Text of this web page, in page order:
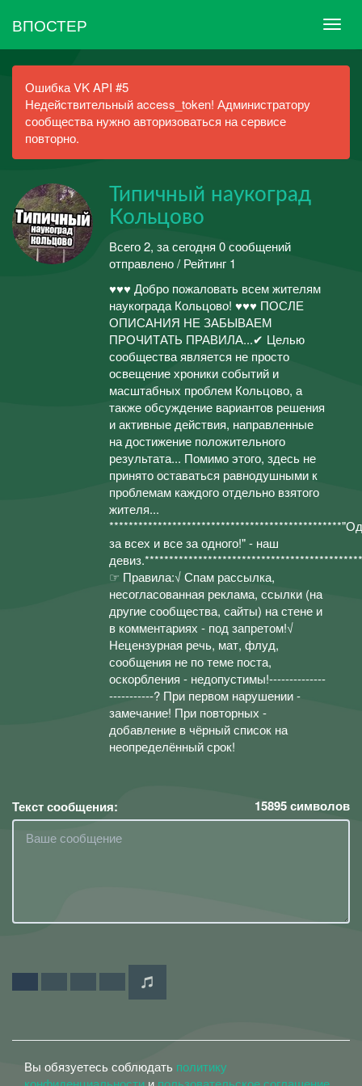
ВПОСТЕР
Ошибка VK API #5
Недействительный access_token! Администратору
сообщества нужно авторизоваться на сервисе
повторно.
Типичный наукоград
Кольцово
Всего 2, за сегодня 0 сообщений
отправлено / Рейтинг 1
♥♥♥ Добро пожаловать всем жителям
наукограда Кольцово! ♥♥♥ ПОСЛЕ
ОПИСАНИЯ НЕ ЗАБЫВАЕМ
ПРОЧИТАТЬ ПРАВИЛА...✔ Целью
сообщества является не просто
освещение хроники событий и
масштабных проблем Кольцово, а
также обсуждение вариантов решения
и активные действия, направленные
на достижение положительного
результата... Помимо этого, здесь не
принято оставаться равнодушными к
проблемам каждого отдельно взятого
жителя...
за всех и все за одного!" - наш
☞ Правила:√ Спам рассылка,
несогласованная реклама, ссылки (на
другие сообщества, сайты) на стене и
в комментариях - под запретом!√
Нецензурная речь, мат, флуд,
сообщения не по теме поста,
оскорбления - недопустимы!--------------
-----------? При первом нарушении -
замечание! При повторных -
добавление в чёрный список на
неопределённый срок!
Текст сообщения: 15895символов
Вы обязуетесь соблюдать политику